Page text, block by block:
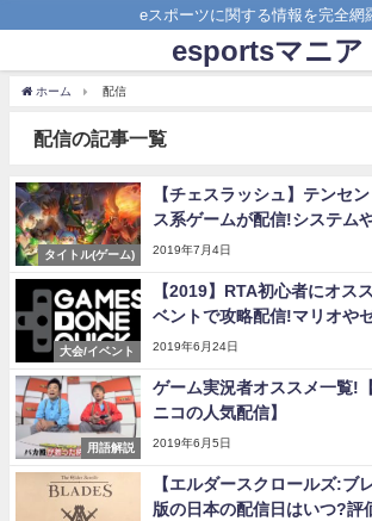
eスポーツに関する情報を完全網
esportsマニア
ホーム 配信
配信の記事一覧
タイトル(ゲーム)
【チェスラッシュ】テンセ
ス系ゲームが配信!システム
2019年7月4日
大会/イベント
【2019】RTA初心者にオス
ベントで攻略配信!マリオや
2019年6月24日
用語解説
ゲーム実況者オススメ一覧!
ニコの人気配信】
2019年6月5日
【エルダースクロールズ:ブ
版の日本の配信日はいつ?評